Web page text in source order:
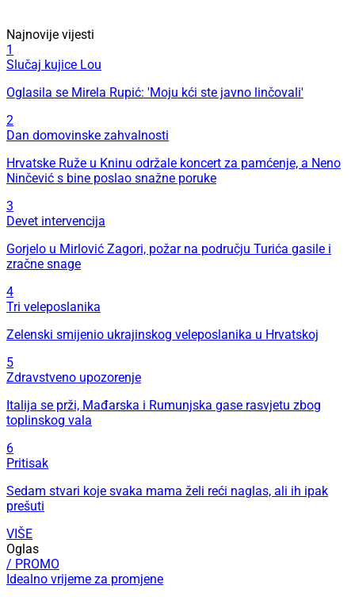
Najnovije vijesti
1
Slučaj kujice Lou
Oglasila se Mirela Rupić: 'Moju kći ste javno linčovali'
2
Dan domovinske zahvalnosti
Hrvatske Ruže u Kninu održale koncert za pamćenje, a Neno
Ninčević s bine poslao snažne poruke
3
Devet intervencija
Gorjelo u Mirlović Zagori, požar na području Turića gasile i
zračne snage
4
Tri veleposlanika
Zelenski smijenio ukrajinskog veleposlanika u Hrvatskoj
5
Zdravstveno upozorenje
Italija se prži, Mađarska i Rumunjska gase rasvjetu zbog
toplinskog vala
6
Pritisak
Sedam stvari koje svaka mama želi reći naglas, ali ih ipak
prešuti
VIŠE
Oglas
/ PROMO
Idealno vrijeme za promjene